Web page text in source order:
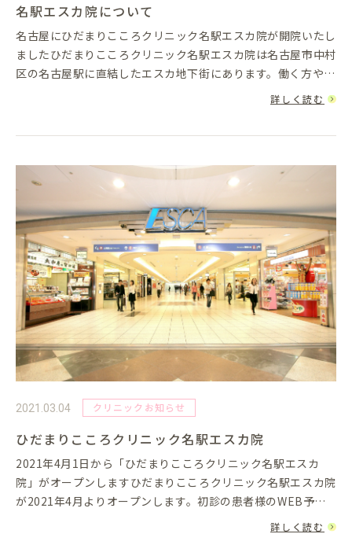
名駅エスカ院について
名古屋にひだまりこころクリニック名駅エスカ院が開院いたし
ましたひだまりこころクリニック名駅エスカ院は名古屋市中村
区の名古屋駅に直結したエスカ地下街にあります。働く方や家
庭で家族を守っている方、更には学生の方達へ、心の不調の改
詳しく読む
2021.03.04 クリニックお知らせ
ひだまりこころクリニック名駅エスカ院
2021年4月1日から「ひだまりこころクリニック名駅エスカ
院」がオープンしますひだまりこころクリニック名駅エスカ院
が2021年4月よりオープンします。初診の患者様のWEB予約
も受け付け致しております。WEB予約のURLはこちら名駅エ
詳しく読む